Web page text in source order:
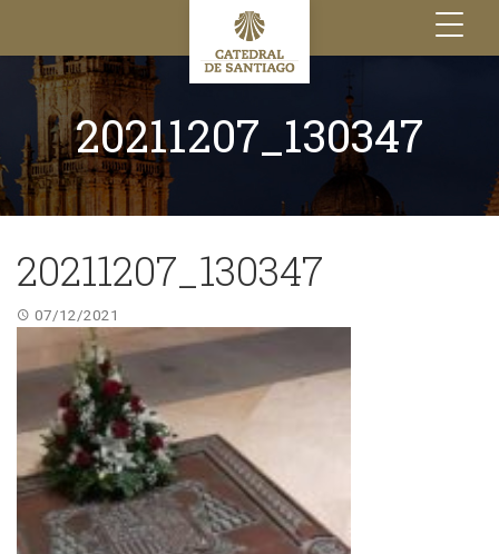
Toggle
navigation
20211207_130347
20211207_130347
07/12/2021